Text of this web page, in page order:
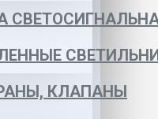
КЛАПАНЫ